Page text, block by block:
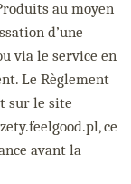
au moyen
d’une
via le service en
Le Règlement
sur le site
ce
avant la